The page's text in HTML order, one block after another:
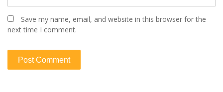
Save my name, email, and website in this browser for the
next time I comment.